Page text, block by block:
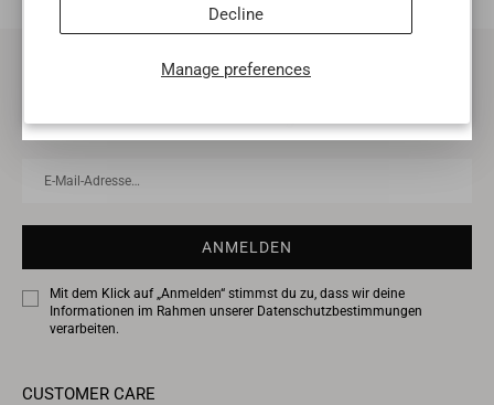
Manage preferences
Decline
deine Informationen im Rahmen unserer
Datenschutzbestimmungenverarbeiten.
ANMELDEN
Mit dem Klick auf „Anmelden“ stimmst du zu, dass wir deine
Informationen im Rahmen unserer Datenschutzbestimmungen
verarbeiten.
CUSTOMER CARE